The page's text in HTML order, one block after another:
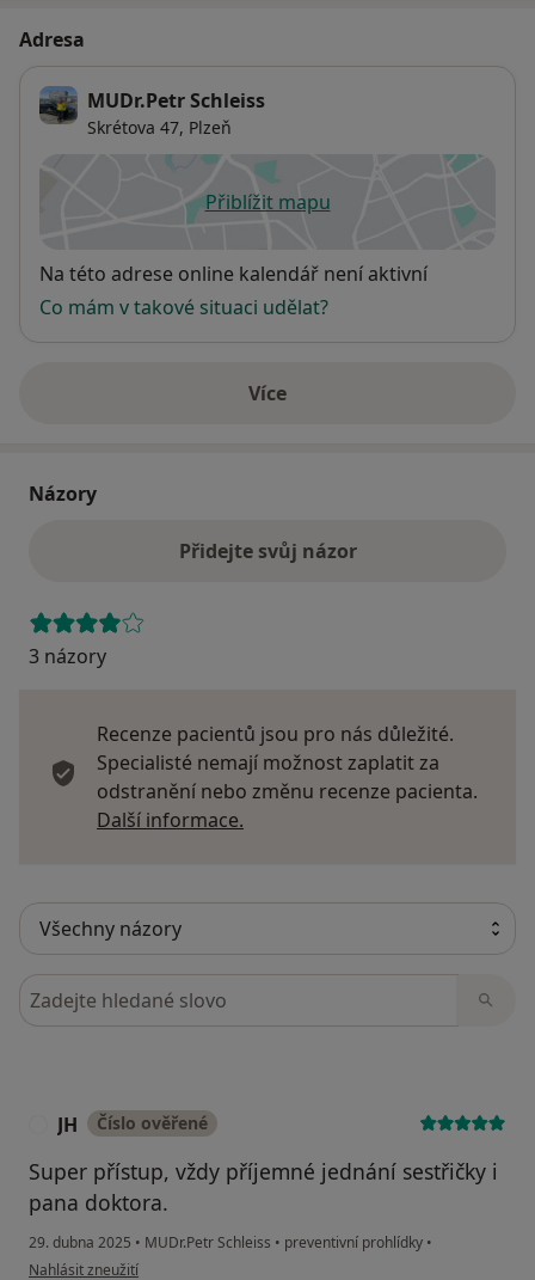
Adresa
MUDr.Petr Schleiss
Skrétova 47, Plzeň
Přiblížit mapuse otevře v nové záložce
Dostupnost
Na této adrese online kalendář není aktivní
Co mám v takové situaci udělat?
Víceo adrese
Názory
Přidejte svůj názor
3 názory
Recenze pacientů jsou pro nás důležité.
Specialisté nemají možnost zaplatit za
odstranění nebo změnu recenze pacienta.
Další informace.
Hledejte v názorech
JH Číslo ověřené
Super přístup, vždy příjemné jednání sestřičky i
pana doktora.
29. dubna 2025 • MUDr.Petr Schleiss • preventivní prohlídky •
podle názoru uživatele JH
Nahlásit zneužití